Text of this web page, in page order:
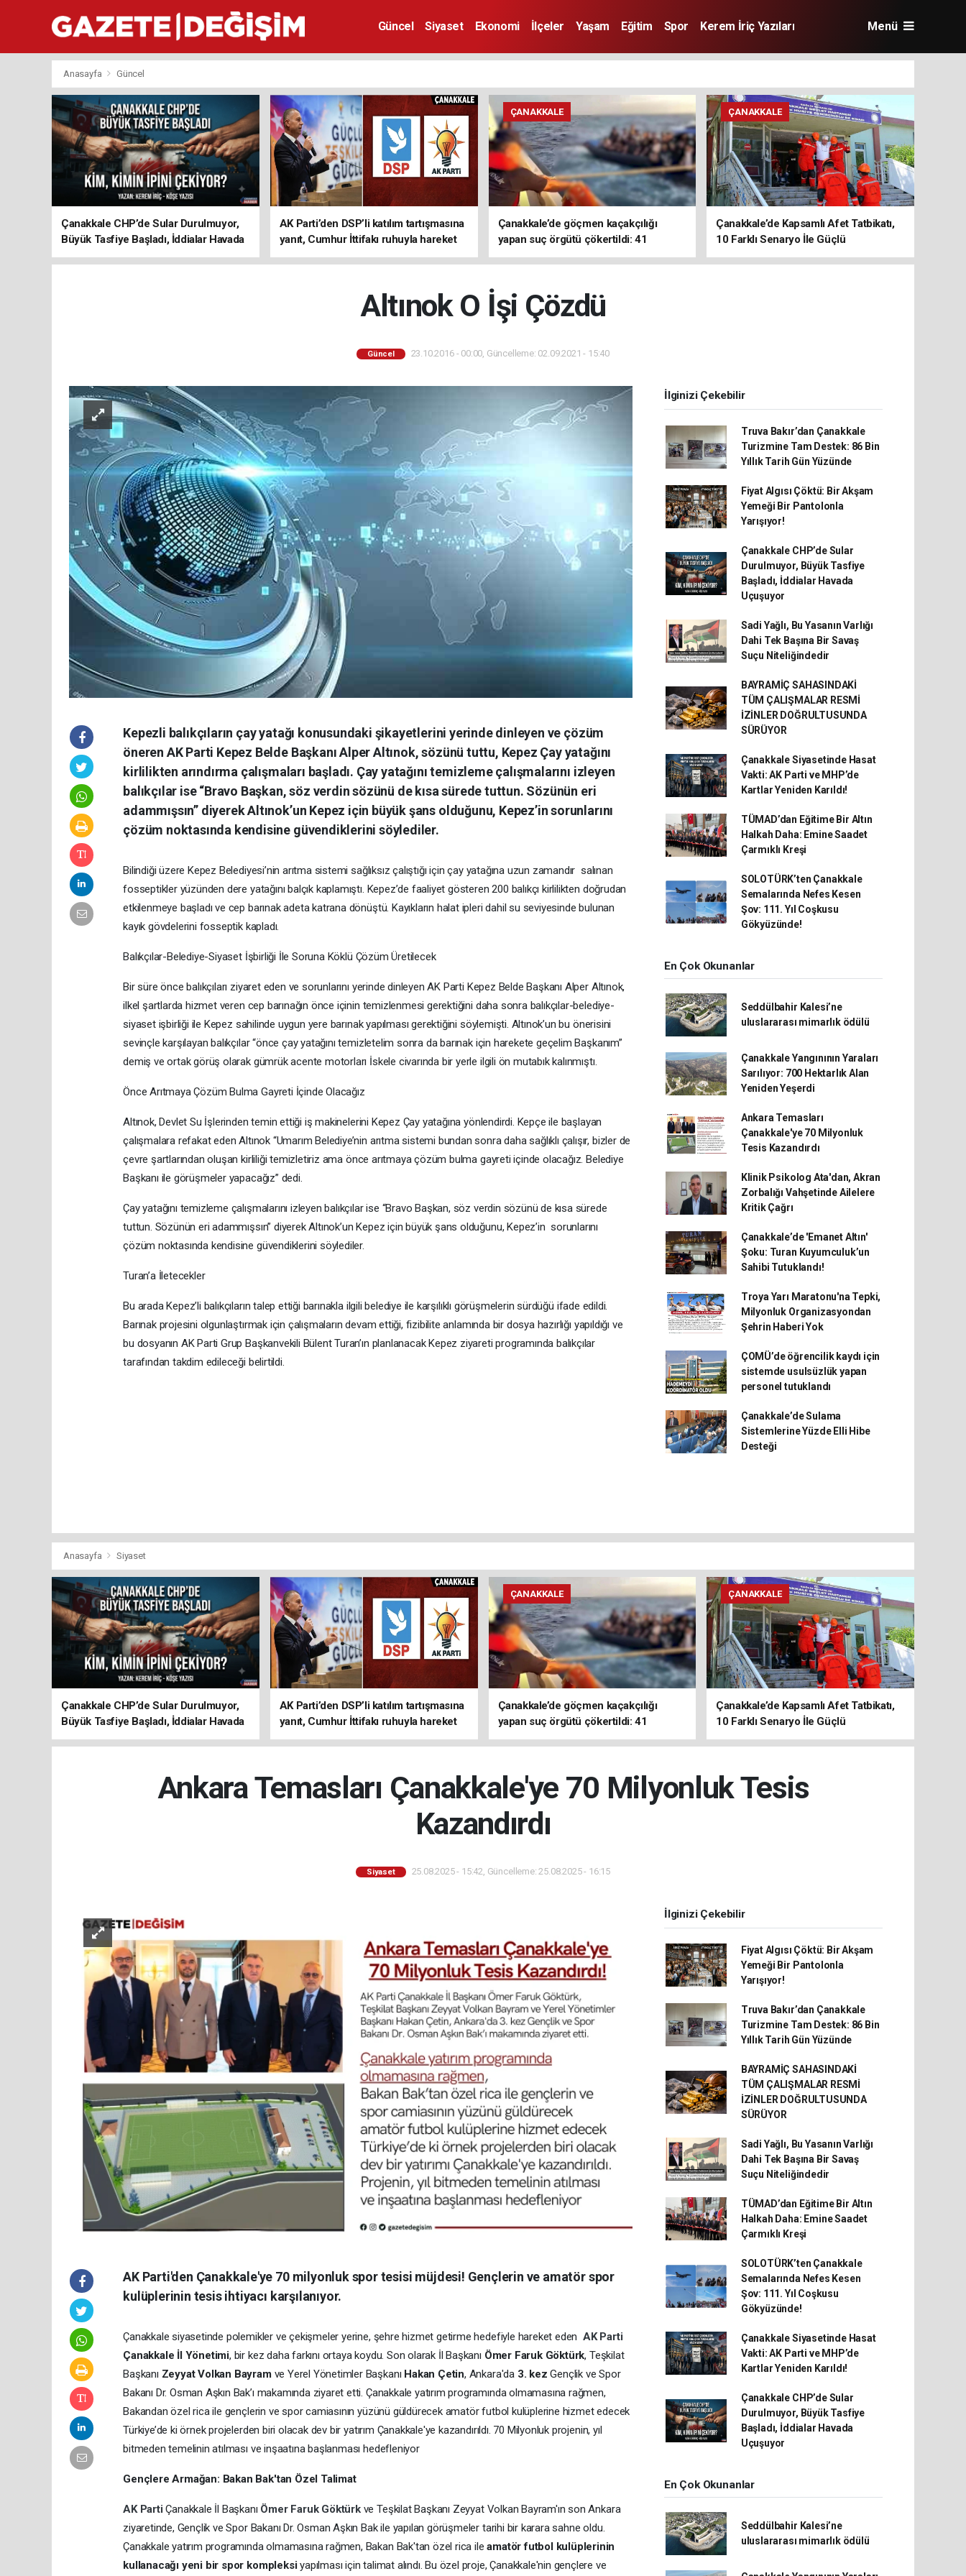
Güncel Siyaset Ekonomi İlçeler Yaşam Eğitim Spor Kerem İriç Yazıları Menü
Anasayfa Güncel
Çanakkale CHP’de Sular Durulmuyor,
Büyük Tasfiye Başladı, İddialar Havada
Uçuşuyor
AK Parti’den DSP’li katılım tartışmasına
yanıt, Cumhur İttifakı ruhuyla hareket
ediyoruz
ÇANAKKALE
Çanakkale’de göçmen kaçakçılığı
yapan suç örgütü çökertildi: 41
tutuklama
ÇANAKKALE
Çanakkale’de Kapsamlı Afet Tatbikatı,
10 Farklı Senaryo İle Güçlü
Koordinasyon
Altınok O İşi Çözdü
Güncel 23.10.2016 - 00:00, Güncelleme: 02.09.2021 - 15:40
Kepezli balıkçıların çay yatağı konusundaki şikayetlerini yerinde dinleyen ve çözüm
öneren AK Parti Kepez Belde Başkanı Alper Altınok, sözünü tuttu, Kepez Çay yatağını
kirlilikten arındırma çalışmaları başladı. Çay yatağını temizleme çalışmalarını izleyen
balıkçılar ise “Bravo Başkan, söz verdin sözünü de kısa sürede tuttun. Sözünün eri
adammışsın” diyerek Altınok’un Kepez için büyük şans olduğunu, Kepez’in sorunlarını
çözüm noktasında kendisine güvendiklerini söylediler.
Bilindiği üzere Kepez Belediyesi’nin arıtma sistemi sağlıksız çalıştığı için çay yatağına uzun zamandır salınan
fosseptikler yüzünden dere yatağını balçık kaplamıştı. Kepez’de faaliyet gösteren 200 balıkçı kirlilikten doğrudan
etkilenmeye başladı ve cep barınak adeta katrana dönüştü. Kayıkların halat ipleri dahil su seviyesinde bulunan
kayık gövdelerini fosseptik kapladı.
Balıkçılar-Belediye-Siyaset İşbirliği İle Soruna Köklü Çözüm Üretilecek
Bir süre önce balıkçıları ziyaret eden ve sorunlarını yerinde dinleyen AK Parti Kepez Belde Başkanı Alper Altınok,
ilkel şartlarda hizmet veren cep barınağın önce içinin temizlenmesi gerektiğini daha sonra balıkçılar-belediye-
siyaset işbirliği ile Kepez sahilinde uygun yere barınak yapılması gerektiğini söylemişti. Altınok’un bu önerisini
sevinçle karşılayan balıkçılar “önce çay yatağını temizletelim sonra da barınak için harekete geçelim Başkanım”
demiş ve ortak görüş olarak gümrük acente motorları İskele civarında bir yerle ilgili ön mutabık kalınmıştı.
Önce Arıtmaya Çözüm Bulma Gayreti İçinde Olacağız
Altınok, Devlet Su İşlerinden temin ettiği iş makinelerini Kepez Çay yatağına yönlendirdi. Kepçe ile başlayan
çalışmalara refakat eden Altınok “Umarım Belediye’nin arıtma sistemi bundan sonra daha sağlıklı çalışır, bizler de
çevre şartlarından oluşan kirliliği temizletiriz ama önce arıtmaya çözüm bulma gayreti içinde olacağız. Belediye
Başkanı ile görüşmeler yapacağız” dedi.
Çay yatağını temizleme çalışmalarını izleyen balıkçılar ise “Bravo Başkan, söz verdin sözünü de kısa sürede
tuttun. Sözünün eri adammışsın” diyerek Altınok’un Kepez için büyük şans olduğunu, Kepez’in sorunlarını
çözüm noktasında kendisine güvendiklerini söylediler.
Turan’a İletecekler
Bu arada Kepez’li balıkçıların talep ettiği barınakla ilgili belediye ile karşılıklı görüşmelerin sürdüğü ifade edildi.
Barınak projesini olgunlaştırmak için çalışmaların devam ettiği, fizibilite anlamında bir dosya hazırlığı yapıldığı ve
bu dosyanın AK Parti Grup Başkanvekili Bülent Turan’ın planlanacak Kepez ziyareti programında balıkçılar
tarafından takdim edileceği belirtildi.
İlginizi Çekebilir
Truva Bakır’dan Çanakkale
Turizmine Tam Destek: 86 Bin
Yıllık Tarih Gün Yüzünde
Fiyat Algısı Çöktü: Bir Akşam
Yemeği Bir Pantolonla
Yarışıyor!
Çanakkale CHP’de Sular
Durulmuyor, Büyük Tasfiye
Başladı, İddialar Havada
Uçuşuyor
Sadi Yağlı, Bu Yasanın Varlığı
Dahi Tek Başına Bir Savaş
Suçu Niteliğindedir
BAYRAMİÇ SAHASINDAKİ
TÜM ÇALIŞMALAR RESMİ
İZİNLER DOĞRULTUSUNDA
SÜRÜYOR
Çanakkale Siyasetinde Hasat
Vakti: AK Parti ve MHP’de
Kartlar Yeniden Karıldı!
TÜMAD’dan Eğitime Bir Altın
Halkah Daha: Emine Saadet
Çarmıklı Kreşi
SOLOTÜRK’ten Çanakkale
Semalarında Nefes Kesen
Şov: 111. Yıl Coşkusu
Gökyüzünde!
En Çok Okunanlar
Seddülbahir Kalesi’ne
uluslararası mimarlık ödülü
Çanakkale Yangınının Yaraları
Sarılıyor: 700 Hektarlık Alan
Yeniden Yeşerdi
Ankara Temasları
Çanakkale'ye 70 Milyonluk
Tesis Kazandırdı
Klinik Psikolog Ata'dan, Akran
Zorbalığı Vahşetinde Ailelere
Kritik Çağrı
Çanakkale’de 'Emanet Altın'
Şoku: Turan Kuyumculuk’un
Sahibi Tutuklandı!
Troya Yarı Maratonu'na Tepki,
Milyonluk Organizasyondan
Şehrin Haberi Yok
ÇOMÜ’de öğrencilik kaydı için
sistemde usulsüzlük yapan
personel tutuklandı
Çanakkale’de Sulama
Sistemlerine Yüzde Elli Hibe
Desteği
Anasayfa Siyaset
Çanakkale CHP’de Sular Durulmuyor,
Büyük Tasfiye Başladı, İddialar Havada
Uçuşuyor
AK Parti’den DSP’li katılım tartışmasına
yanıt, Cumhur İttifakı ruhuyla hareket
ediyoruz
ÇANAKKALE
Çanakkale’de göçmen kaçakçılığı
yapan suç örgütü çökertildi: 41
tutuklama
ÇANAKKALE
Çanakkale’de Kapsamlı Afet Tatbikatı,
10 Farklı Senaryo İle Güçlü
Koordinasyon
Ankara Temasları Çanakkale'ye 70 Milyonluk Tesis
Kazandırdı
Siyaset 25.08.2025 - 15:42, Güncelleme: 25.08.2025 - 16:15
AK Parti'den Çanakkale'ye 70 milyonluk spor tesisi müjdesi! Gençlerin ve amatör spor
kulüplerinin tesis ihtiyacı karşılanıyor.
Çanakkale siyasetinde polemikler ve çekişmeler yerine, şehre hizmet getirme hedefiyle hareket eden AK Parti
Çanakkale İl Yönetimi, bir kez daha farkını ortaya koydu. Son olarak İl Başkanı Ömer Faruk Göktürk, Teşkilat
Başkanı Zeyyat Volkan Bayramve Yerel Yönetimler Başkanı Hakan Çetin, Ankara'da 3. kez Gençlik ve Spor
Bakanı Dr. Osman Aşkın Bak’ı makamında ziyaret etti. Çanakkale yatırım programında olmamasına rağmen,
Bakandan özel rica ile gençlerin ve spor camiasının yüzünü güldürecek amatör futbol kulüplerine hizmet edecek
Türkiye’de ki örnek projelerden biri olacak dev bir yatırım Çanakkale'ye kazandırıldı. 70 Milyonluk projenin, yıl
bitmeden temelinin atılması ve inşaatına başlanması hedefleniyor
Gençlere Armağan: Bakan Bak'tan Özel Talimat
AK PartiÇanakkale İl Başkanı Ömer Faruk Göktürk ve Teşkilat Başkanı Zeyyat Volkan Bayram'ın son Ankara
ziyaretinde, Gençlik ve Spor Bakanı Dr. Osman Aşkın Bak ile yapılan görüşmeler tarihi bir karara sahne oldu.
Çanakkale yatırım programında olmamasına rağmen, Bakan Bak'tan özel rica ileamatör futbol kulüplerinin
kullanacağı yeni bir spor kompleksiyapılması için talimat alındı. Bu özel proje, Çanakkale'nin gençlere ve
İlginizi Çekebilir
Fiyat Algısı Çöktü: Bir Akşam
Yemeği Bir Pantolonla
Yarışıyor!
Truva Bakır’dan Çanakkale
Turizmine Tam Destek: 86 Bin
Yıllık Tarih Gün Yüzünde
BAYRAMİÇ SAHASINDAKİ
TÜM ÇALIŞMALAR RESMİ
İZİNLER DOĞRULTUSUNDA
SÜRÜYOR
Sadi Yağlı, Bu Yasanın Varlığı
Dahi Tek Başına Bir Savaş
Suçu Niteliğindedir
TÜMAD’dan Eğitime Bir Altın
Halkah Daha: Emine Saadet
Çarmıklı Kreşi
SOLOTÜRK’ten Çanakkale
Semalarında Nefes Kesen
Şov: 111. Yıl Coşkusu
Gökyüzünde!
Çanakkale Siyasetinde Hasat
Vakti: AK Parti ve MHP’de
Kartlar Yeniden Karıldı!
Çanakkale CHP’de Sular
Durulmuyor, Büyük Tasfiye
Başladı, İddialar Havada
Uçuşuyor
En Çok Okunanlar
Seddülbahir Kalesi’ne
uluslararası mimarlık ödülü